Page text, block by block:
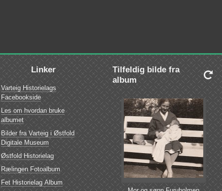
Linker
Varteig Historielags
Facebookside
Les om hvordan bruke
albumet
Bilder fra Varteig i Østfold
Digitale Museum
Østfold Historielag
Rælingen Fotoalbum
Fet Historielag Album
Tilfeldig bilde fra
album
